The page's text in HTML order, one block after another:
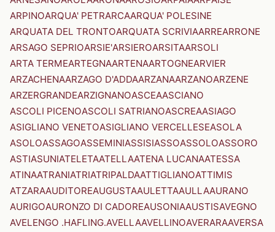
ARPINOARQUA' PETRARCAARQUA' POLESINE
ARQUATA DEL TRONTOARQUATA SCRIVIAARREARRONE
ARSAGO SEPRIOARSIE'ARSIEROARSITAARSOLI
ARTA TERMEARTEGNAARTENAARTOGNEARVIER
ARZACHENAARZAGO D'ADDAARZANAARZANOARZENE
ARZERGRANDEARZIGNANOASCEAASCIANO
ASCOLI PICENOASCOLI SATRIANOASCREAASIAGO
ASIGLIANO VENETOASIGLIANO VERCELLESEASOLA
ASOLOASSAGOASSEMINIASSISIASSOASSOLOASSORO
ASTIASUNIATELETAATELLAATENA LUCANAATESSA
ATINAATRANIATRIATRIPALDAATTIGLIANOATTIMIS
ATZARAAUDITOREAUGUSTAAULETTAAULLAAURANO
AURIGOAURONZO DI CADOREAUSONIAAUSTISAVEGNO
AVELENGO .HAFLING.AVELLAAVELLINOAVERARAAVERSA